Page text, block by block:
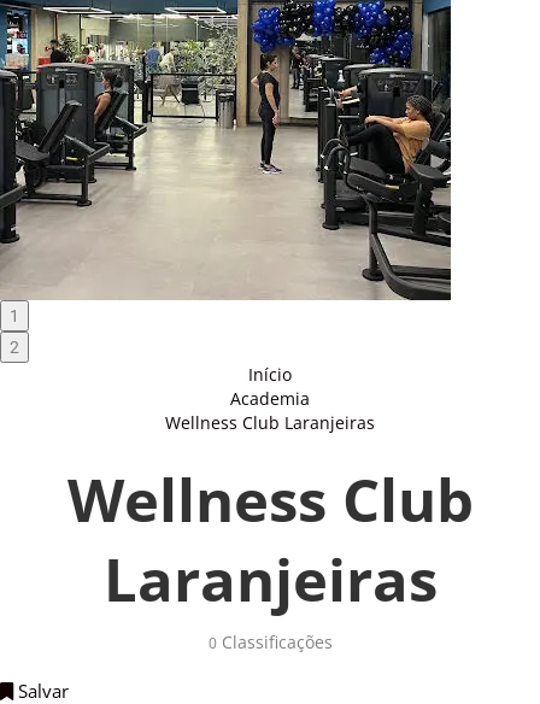
1
2
Início
Academia
Wellness Club Laranjeiras
Wellness Club
Laranjeiras
0Classificações
Salvar